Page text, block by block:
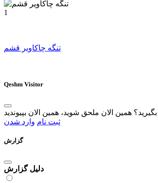
1
تنگه چاکاویر قشم
Qeshm Visitor
ثبت نام وارد شدن
گزارش
دلیل گزارش